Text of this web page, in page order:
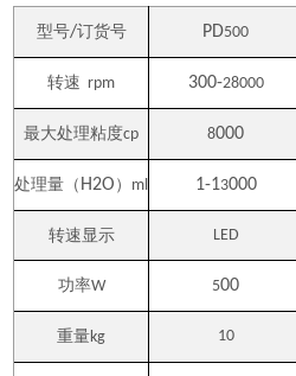
型号/订货号 PD500
转速 rpm 300-28000
最大处理粘度cp 8000
处理量（ H2O ） ml 1-13000
转速显示 LED
功率W 500
重量kg 10